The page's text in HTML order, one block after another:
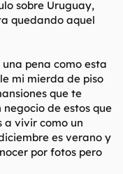
sobre Uruguay,
quedando aquel
pena como esta
mi mierda de piso
que te
negocio de estos que
a vivir como un
es verano y
por fotos pero